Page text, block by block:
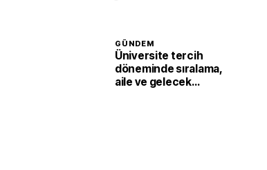
GÜNDEM
Üniversite tercih
döneminde sıralama,
aile ve gelecek